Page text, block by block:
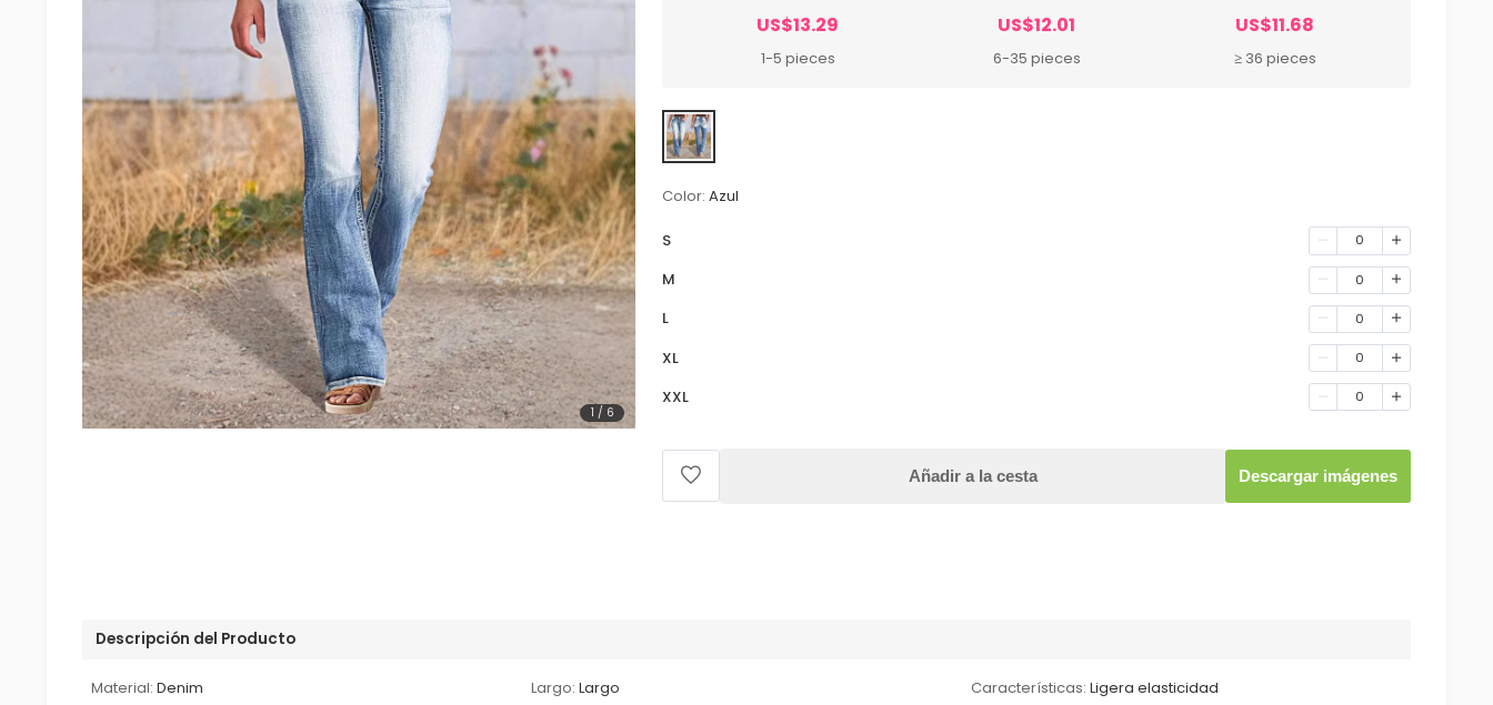
1 / 6
US$13.29
1-5 pieces
US$12.01
6-35 pieces
US$11.68
≥ 36 pieces
Color: Azul
S 0
M 0
L 0
XL 0
XXL 0
Añadir a la cesta Descargar imágenes
Descripción del Producto
Material: Denim Largo: Largo Características: Ligera elasticidad